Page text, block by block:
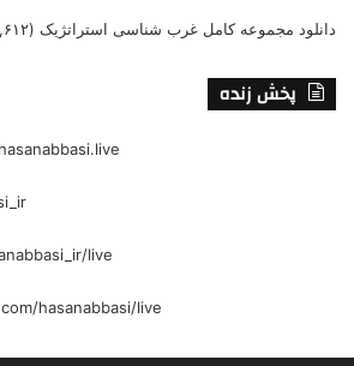
دانلود مجموعه کامل غرب شناسی استراتژیک (۲۷,۶۱۲)
پخش زنده
live
hasanabbasi/live